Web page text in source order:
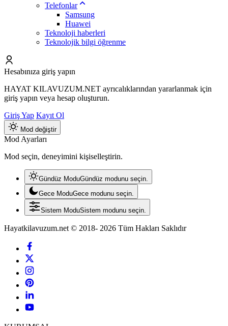
Telefonlar
Samsung
Huawei
Teknoloji haberleri
Teknolojik bilgi öğrenme
Hesabınıza giriş yapın
HAYAT KILAVUZUM.NET ayrıcalıklarından yararlanmak için
giriş yapın veya hesap oluşturun.
Giriş Yap Kayıt Ol
Mod değiştir
Mod Ayarları
Mod seçin, deneyimini kişiselleştirin.
Gündüz ModuGündüz modunu seçin.
Gece ModuGece modunu seçin.
Sistem ModuSistem modunu seçin.
Hayatkilavuzum.net © 2018- 2026 Tüm Hakları Saklıdır